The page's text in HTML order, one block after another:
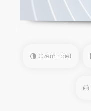
Czerń i biel